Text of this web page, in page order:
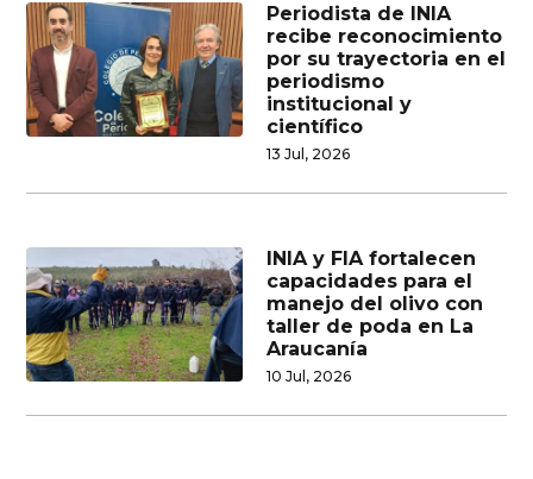
Periodista de INIA
recibe reconocimiento
por su trayectoria en el
periodismo
institucional y
científico
13 Jul, 2026
INIA y FIA fortalecen
capacidades para el
manejo del olivo con
taller de poda en La
Araucanía
10 Jul, 2026